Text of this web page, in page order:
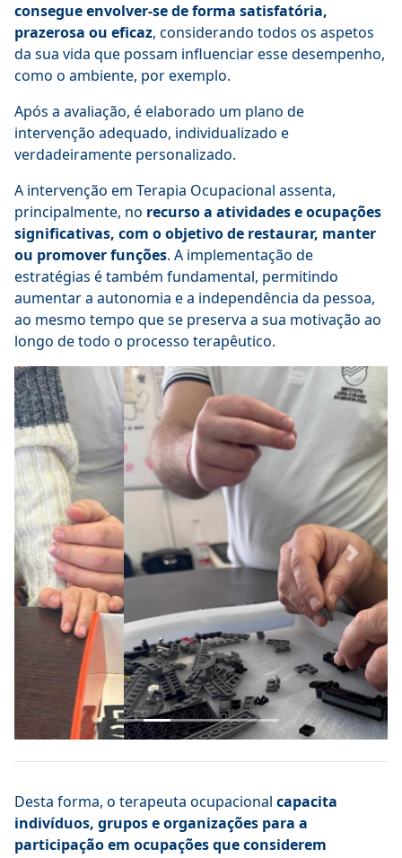
consegue envolver-se de forma satisfatória,
prazerosa ou eficaz, considerando todos os aspetos
da sua vida que possam influenciar esse desempenho,
como o ambiente, por exemplo.
Após a avaliação, é elaborado um plano de
intervenção adequado, individualizado e
verdadeiramente personalizado.
A intervenção em Terapia Ocupacional assenta,
principalmente, no recurso a atividades e ocupações
significativas, com o objetivo de restaurar, manter
ou promover funções. A implementação de
estratégias é também fundamental, permitindo
aumentar a autonomia e a independência da pessoa,
ao mesmo tempo que se preserva a sua motivação ao
longo de todo o processo terapêutico.
Previous Next
Desta forma, o terapeuta ocupacional capacita
indivíduos, grupos e organizações para a
participação em ocupações que considerem